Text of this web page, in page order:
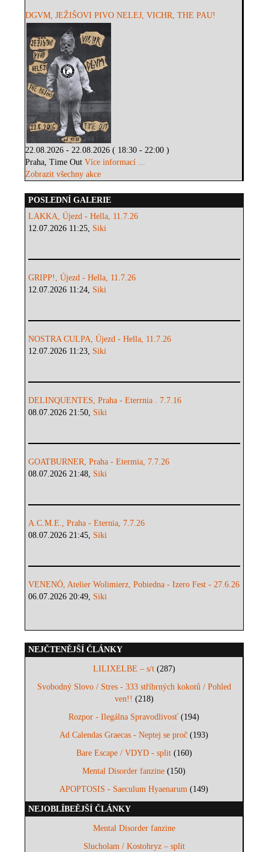
DGVM, JEŽIŠOVI PIVO NELEJ, VICHR, THE PAU!
22.08.2026 - 22.08.2026 ( 18:30 - 22:00 )
Praha, Time OutVíce informací ...
Zobrazit všechny akce
POSLEDNÍ GALERIE
LAKKA, Újezd - Hella, 11.7.26
12.07.2026 11:25, Siki
GRIPP!, Újezd - Hella, 11.7.26
12.07.2026 11:24, Siki
NOSTRA CULPA, Újezd - Hella, 11.7.26
12.07.2026 11:23, Siki
DELINQUENTES, Praha - Eterrnia . 7.7.16
08.07.2026 21:50, Siki
GOATBURNER, Praha - Etermia, 7.7.26
08.07.2026 21:48, Siki
A.C.M.E., Praha - Eternia, 7.7.26
08.07.2026 21:45, Siki
VENENÖ, Atelier Wolimierz, Pobiedna - Izero Fest - 27.6.26
06.07.2026 20:49, Siki
NEJČTENĚJŠÍ ČLÁNKY
LILIXELBE – s/t(287)
Svobodný Slovo / Stres - 333 stříbrných kokotů / Pohled
ven!! (218)
Rozpor - Ilegálna Spravodlivosť (194)
Ad Calendas Graecas - Neptej se proč (193)
Bare Escape / VDYD - split(160)
Mental Disorder fanzine (150)
APOPTOSIS - Saeculum Hyaenarum (149)
NEJOBLÍBEĚJŠÍ ČLÁNKY
Mental Disorder fanzine
Slucholam / Kostohryz – split